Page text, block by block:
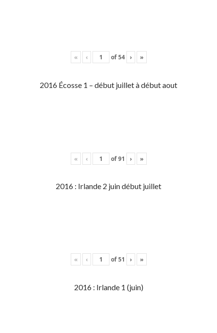
« ‹ of54 › »
2016 Écosse 1 – début juillet à début aout
« ‹ of91 › »
2016 : Irlande 2 juin début juillet
« ‹ of51 › »
2016 : Irlande 1 (juin)